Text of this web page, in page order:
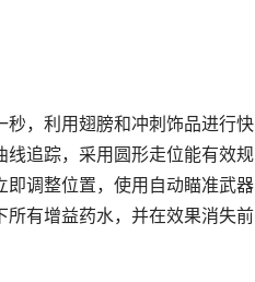
，利用翅膀和冲刺饰品进行快
追踪，采用圆形走位能有效规
调整位置，使用自动瞄准武器
有增益药水，并在效果消失前